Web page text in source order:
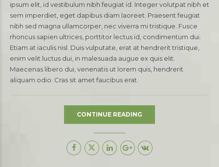
ipsum elit, id vestibulum nibh feugiat id. Integer volutpat nibh et
sem imperdiet, eget dapibus diam laoreet. Praesent feugiat
nibh sed magna ullamcorper, nec viverra mi tristique. Fusce
rhoncus sapien ultrices, porttitor lectus id, condimentum dui.
Etiam at iaculis nisl. Duis vulputate, erat at hendrerit tristique,
enim velit luctus dui, in malesuada augue ex quis elit.
Maecenas libero dui, venenatis ut lorem quis, hendrerit
aliquam odio. Cras sit amet faucibus erat.
CONTINUE READING